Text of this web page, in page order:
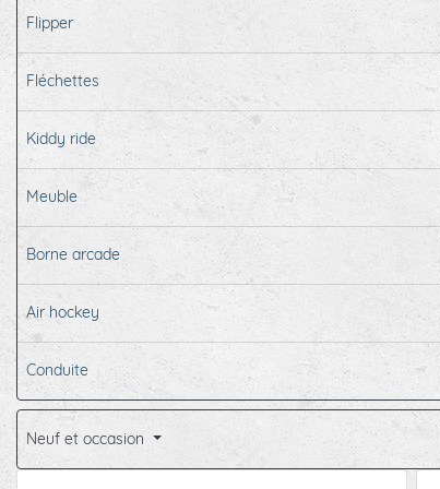
Flipper
Fléchettes
Kiddy ride
Meuble
Borne arcade
Air hockey
Conduite
Neuf et occasion